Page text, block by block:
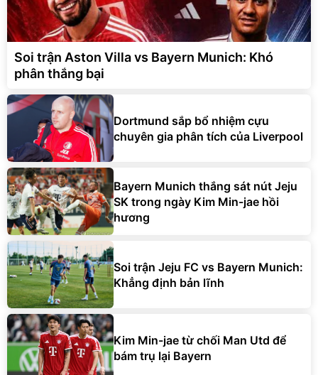
Soi trận Aston Villa vs Bayern Munich: Khó
phân thắng bại
Dortmund sắp bổ nhiệm cựu
chuyên gia phân tích của Liverpool
Bayern Munich thắng sát nút Jeju
SK trong ngày Kim Min-jae hồi
hương
Soi trận Jeju FC vs Bayern Munich:
Khẳng định bản lĩnh
Kim Min-jae từ chối Man Utd để
bám trụ lại Bayern